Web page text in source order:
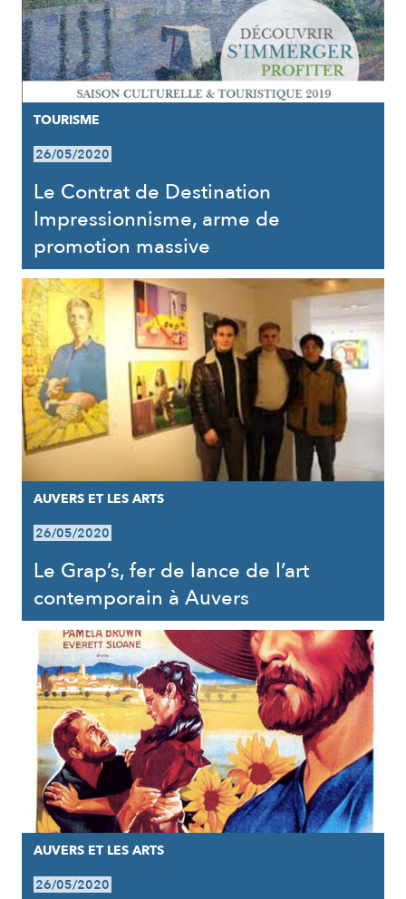
TOURISME
26/05/2020
Le Contrat de Destination
Impressionnisme, arme de
promotion massive
AUVERS ET LES ARTS
26/05/2020
Le Grap’s, fer de lance de l’art
contemporain à Auvers
AUVERS ET LES ARTS
26/05/2020